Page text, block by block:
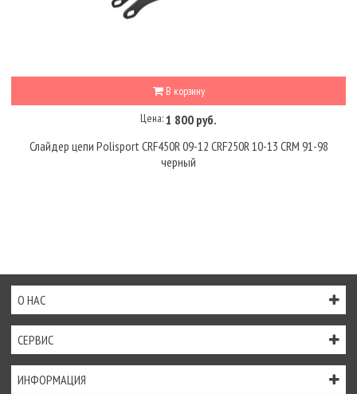
В корзину
Цена:1 800 руб.
Слайдер цепи Polisport CRF450R 09-12 CRF250R 10-13 CRM 91-98
черный
О НАС
СЕРВИС
ИНФОРМАЦИЯ